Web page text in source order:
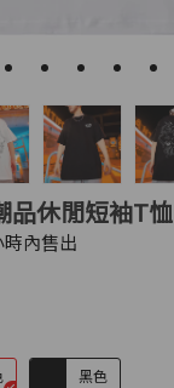
品休閒短袖T恤
時內售出
黑色